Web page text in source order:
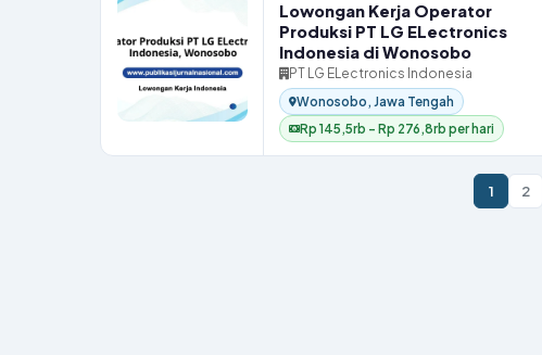
Lowongan Kerja Operator
Produksi PT LG ELectronics
Indonesia di Wonosobo
PT LG ELectronics Indonesia
Wonosobo, Jawa Tengah
Rp 145,5rb – Rp 276,8rb per hari
1 2